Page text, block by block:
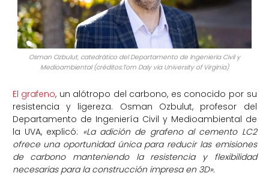
Osman Ozbulut, catedrático del Departamento de Ingeniería Civil y
Medioambiental (créditos:Tom Daly vía University of Virginia)
El grafeno, un alótropo del carbono, es conocido por su
resistencia y ligereza. Osman Ozbulut, profesor del
Departamento de Ingeniería Civil y Medioambiental de
la UVA, explicó: «La adición de grafeno al cemento LC2
ofrece una oportunidad única para reducir las emisiones
de carbono manteniendo la resistencia y flexibilidad
necesarias para la construcción impresa en 3D».